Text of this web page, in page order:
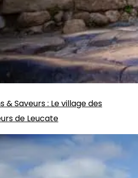
& Saveurs: Le village des
de Leucate